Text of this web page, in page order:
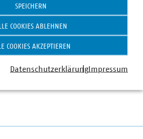
Umsatz von über 7,2
SPEICHERN
COOKIES ABLEHNEN
COOKIES AKZEPTIEREN
DatenschutzerklärungImpressum